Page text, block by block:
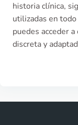
historia clínica,
utilizadas en
puedes acceder
discreta y